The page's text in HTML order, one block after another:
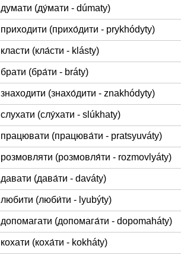
думати (ду́мати - dúmaty)
приходити (прихо́дити - prykhódyty)
класти (кла́сти - klásty)
брати (бра́ти - bráty)
знаходити (знахо́дити - znakhódyty)
слухати (слу́хати - slúkhaty)
працювати (працюва́ти - pratsyuváty)
розмовляти (розмовля́ти - rozmovlyáty)
давати (дава́ти - daváty)
любити (люби́ти - lyubýty)
допомагати (допомага́ти - dopomaháty)
кохати (коха́ти - kokháty)